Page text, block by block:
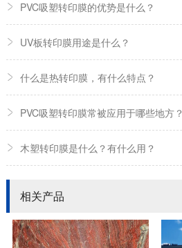
PVC吸塑转印膜的优势是什么？
UV板转印膜用途是什么？
什么是热转印膜，有什么特点？
PVC吸塑转印膜常被应用于哪些地方？
木塑转印膜是什么？有什么用？
相关产品